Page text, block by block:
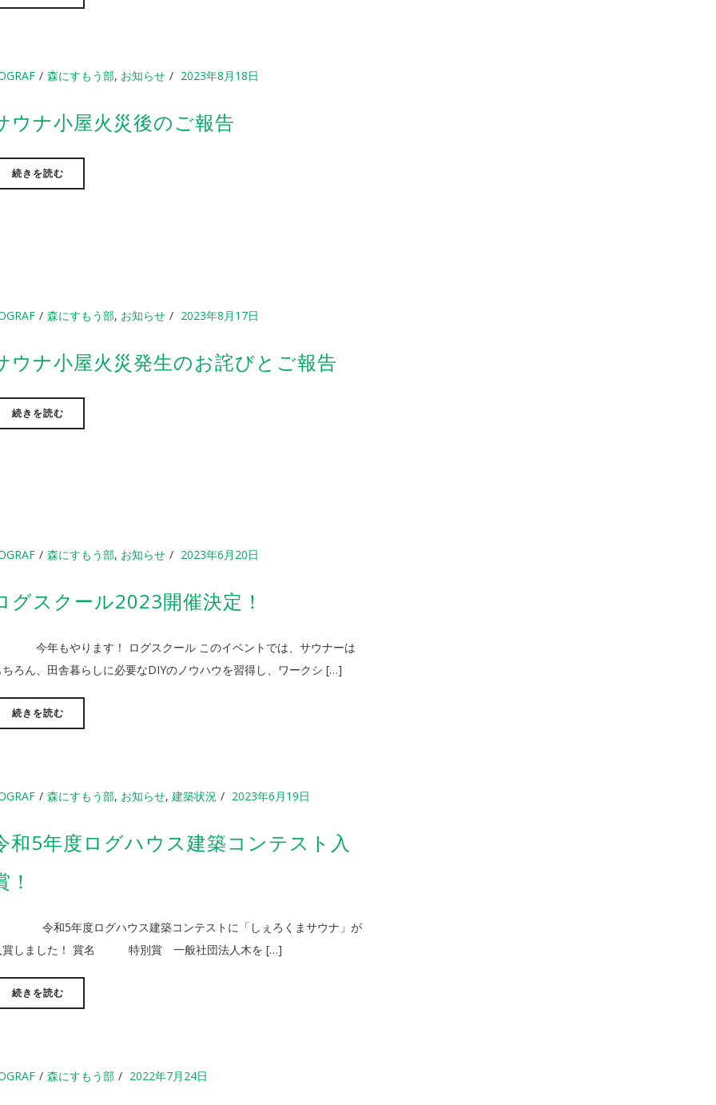
森にすもう部, お知らせ 2023年8月18日
ウナ小屋火災後のご報告
続きを読む
森にすもう部, お知らせ 2023年8月17日
ウナ小屋火災発生のお詫びとご報告
続きを読む
森にすもう部, お知らせ 2023年6月20日
グスクール2023開催決定！
年もやります！ ログスクール このイベントでは、サウナーは
ちろん、田舎暮らしに必要なDIYのノウハウを習得し、ワークシ […]
続きを読む
森にすもう部, お知らせ,建築状況 2023年6月19日
和5年度ログハウス建築コンテスト入
！
和5年度ログハウス建築コンテストに「しぇろくまサウナ」が
賞しました！ 賞名 特別賞 一般社団法人木を […]
続きを読む
森にすもう部 2022年7月24日